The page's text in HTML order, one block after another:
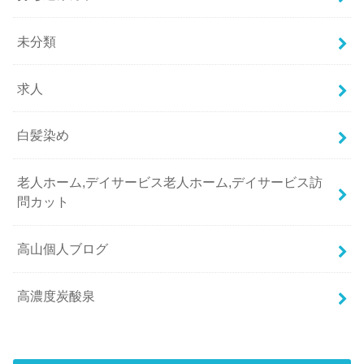
未分類
求人
白髪染め
老人ホーム,デイサービス老人ホーム,デイサービス訪
問カット
高山個人ブログ
高濃度炭酸泉